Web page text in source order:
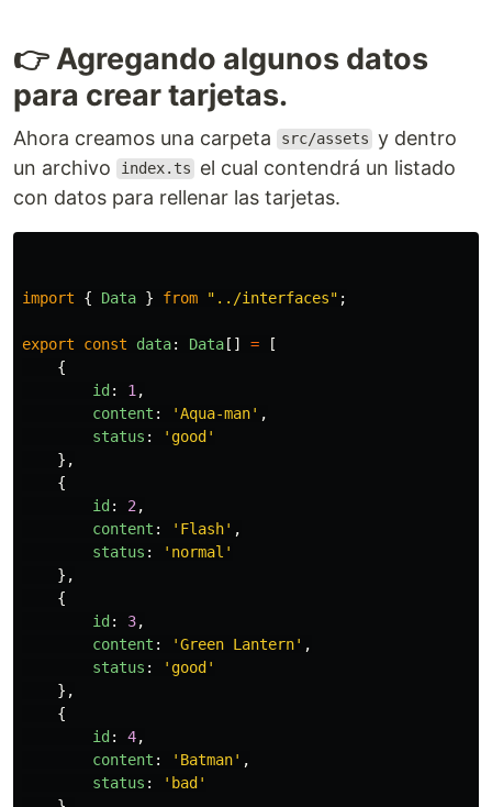
👉 Agregando algunos datos
para crear tarjetas.
Ahora creamos una carpeta src/assets y dentro
un archivo
index.ts
el cual contendrá un listado
con datos para rellenar las tarjetas.
import { Data } from " ../interfaces" ;
export const data: Data [] =
[
{
id : 1 ,
content : 'Aqua-man' ,
status : ' good '
},
{
id : 2 ,
content : ' Flash' ,
status : ' normal '
},
{
id : 3,
content : 'Green Lantern' ,
status : ' good '
},
{
id : 4,
content : ' Batman' ,
status : ' bad '